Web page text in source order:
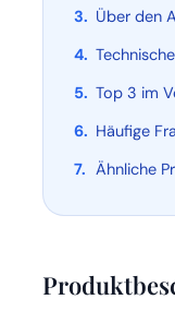
Über den
Top 3 im
Häufige
Ähnliche